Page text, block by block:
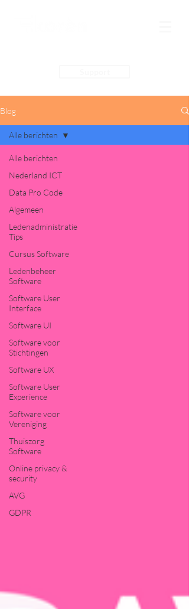
Blog
Alle berichten
Nederland ICT
Data Pro Code
Algemeen
Ledenadministratie
Tips
Cursus Software
Ledenbeheer
Software
Software User
Interface
Software UI
Software voor
Stichtingen
Software UX
Software User
Experience
Software voor
Vereniging
Thuiszorg
Software
Online privacy &
security
AVG
GDPR
Alle berichten